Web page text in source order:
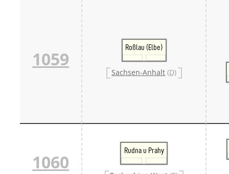
1059
Roßlau (Elbe)
Sachsen-Anhalt (D)
1060
Rudna u Prahy